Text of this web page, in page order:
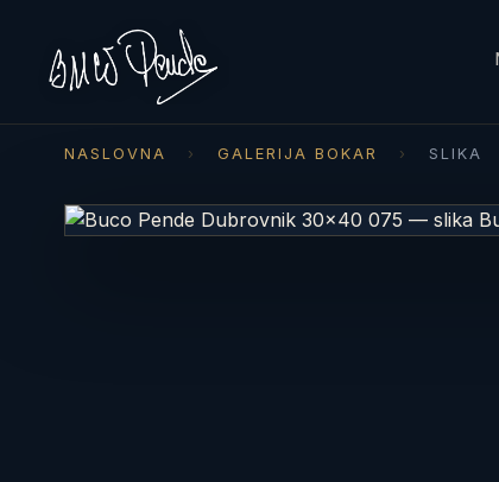
NASLOVNA › GALERIJA BOKAR › SLIKA